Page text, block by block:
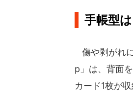
手帳型
傷や剥がれ
p」は、背面
カード1枚が